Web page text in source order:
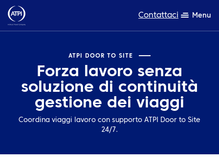
Contattaci Menu
Prodotti
Risorse
Chi siamo
ATPI DOOR TO SITE
Forza lavoro senza
soluzione di continuità
gestione dei viaggi
Coordina viaggi lavoro con supporto ATPI Door to Site
24/7.